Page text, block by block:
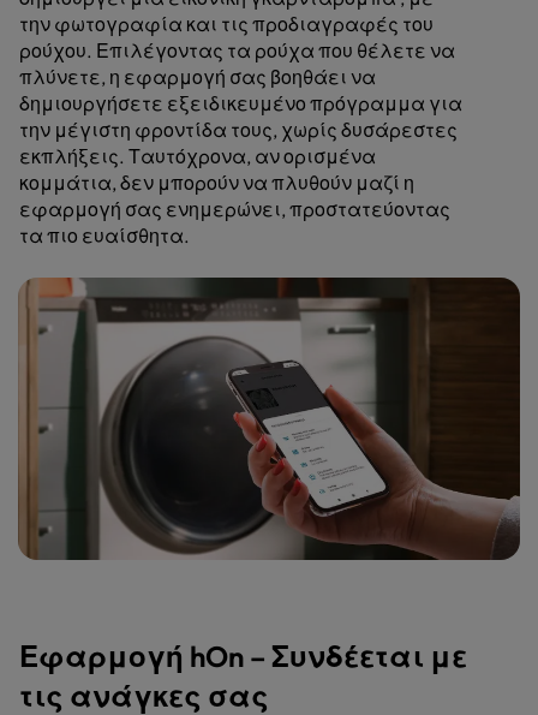
την φωτογραφία και τις προδιαγραφές του
ρούχου. Επιλέγοντας τα ρούχα που θέλετε να
πλύνετε, η εφαρμογή σας βοηθάει να
δημιουργήσετε εξειδικευμένο πρόγραμμα για
την μέγιστη φροντίδα τους, χωρίς δυσάρεστες
εκπλήξεις. Ταυτόχρονα, αν ορισμένα
κομμάτια, δεν μπορούν να πλυθούν μαζί η
εφαρμογή σας ενημερώνει, προστατεύοντας
τα πιο ευαίσθητα.
Εφαρμογή hOn – Συνδέεται με
τις ανάγκες σας